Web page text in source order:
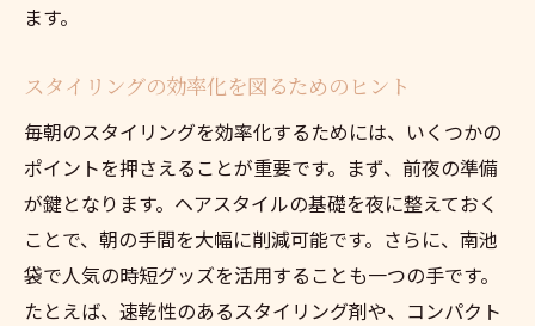
ます。
スタイリングの効率化を図るためのヒント
毎朝のスタイリングを効率化するためには、いくつかの
ポイントを押さえることが重要です。まず、前夜の準備
が鍵となります。ヘアスタイルの基礎を夜に整えておく
ことで、朝の手間を大幅に削減可能です。さらに、南池
袋で人気の時短グッズを活用することも一つの手です。
たとえば、速乾性のあるスタイリング剤や、コンパクト